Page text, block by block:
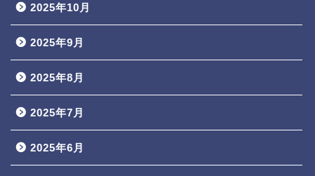
2025年10月
2025年9月
2025年8月
2025年7月
2025年6月